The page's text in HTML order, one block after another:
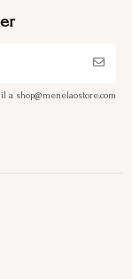
a shop@menelaostore.com